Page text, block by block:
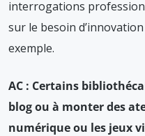
interrogations
sur le besoin
exemple.
AC : Certains
blog ou à monter des
numérique ou les jeux